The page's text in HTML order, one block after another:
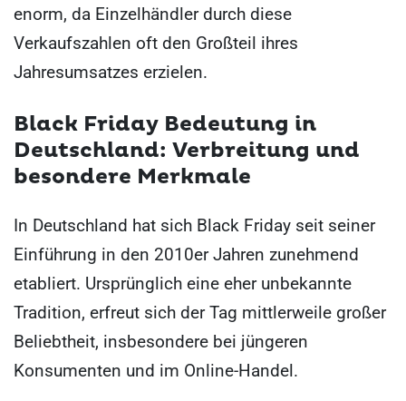
enorm, da Einzelhändler durch diese
Verkaufszahlen oft den Großteil ihres
Jahresumsatzes erzielen.
Black Friday Bedeutung in
Deutschland: Verbreitung und
besondere Merkmale
In Deutschland hat sich Black Friday seit seiner
Einführung in den 2010er Jahren zunehmend
etabliert. Ursprünglich eine eher unbekannte
Tradition, erfreut sich der Tag mittlerweile großer
Beliebtheit, insbesondere bei jüngeren
Konsumenten und im Online-Handel.